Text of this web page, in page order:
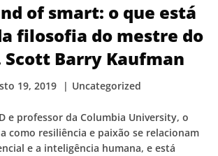
of smart: o que está
filosofia do mestre do
Scott Barry Kaufman
19, 2019 Uncategorized
e professor da Columbia University, o
como resiliência e paixão se relacionam
e a inteligência humana, e está